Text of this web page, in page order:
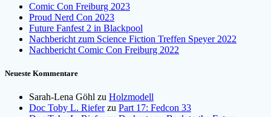
Comic Con Freiburg 2023
Proud Nerd Con 2023
Future Fanfest 2 in Blackpool
Nachbericht zum Science Fiction Treffen Speyer 2022
Nachbericht Comic Con Freiburg 2022
Neueste Kommentare
Sarah-Lena Göhl zu Holzmodell
Doc Toby L. Rieferzu Part 17: Fedcon 33